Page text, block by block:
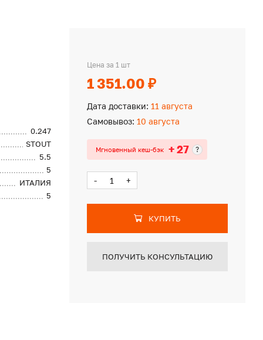
0.247
STOUT
5.5
5
ИТАЛИЯ
5
Цена за 1 шт
1 351.00 ₽
Дата доставки: 11 августа
Самовывоз: 10 августа
Мгновенный кеш-бэк + 27 ?
- +
КУПИТЬ
ПОЛУЧИТЬ КОНСУЛЬТАЦИЮ